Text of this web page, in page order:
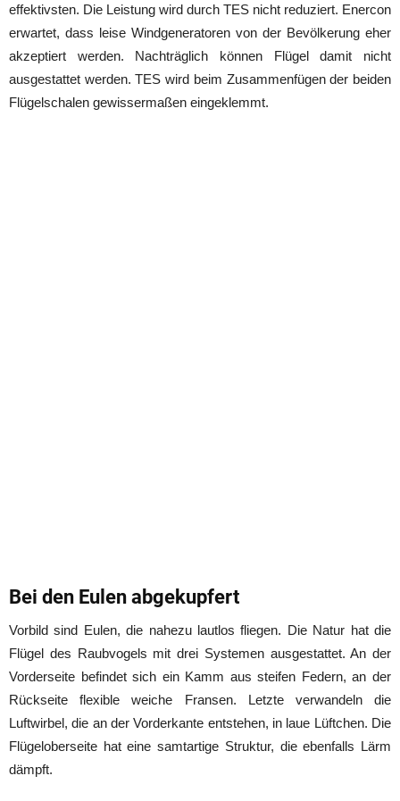
effektivsten. Die Leistung wird durch TES nicht reduziert. Enercon
erwartet, dass leise Windgeneratoren von der Bevölkerung eher
akzeptiert werden. Nachträglich können Flügel damit nicht
ausgestattet werden. TES wird beim Zusammenfügen der beiden
Flügelschalen gewissermaßen eingeklemmt.
Bei den Eulen abgekupfert
Vorbild sind Eulen, die nahezu lautlos fliegen. Die Natur hat die
Flügel des Raubvogels mit drei Systemen ausgestattet. An der
Vorderseite befindet sich ein Kamm aus steifen Federn, an der
Rückseite flexible weiche Fransen. Letzte verwandeln die
Luftwirbel, die an der Vorderkante entstehen, in laue Lüftchen. Die
Flügeloberseite hat eine samtartige Struktur, die ebenfalls Lärm
dämpft.